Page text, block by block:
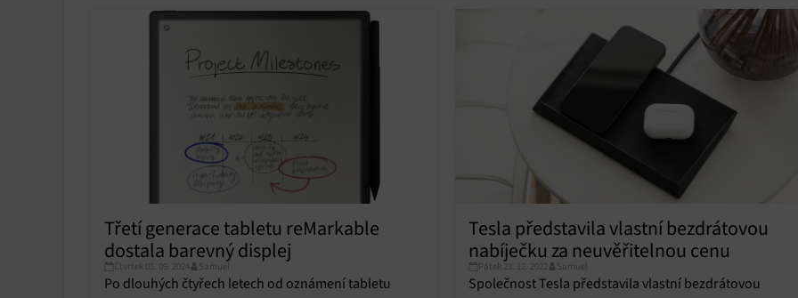
Třetí generace tabletu reMarkable
dostala barevný displej
Čtvrtek 05. 09. 2024 Samuel
Po dlouhých čtyřech letech od oznámení tabletu
Tesla představila vlastní bezdrátovou
nabíječku za neuvěřitelnou cenu
Pátek 23. 12. 2022 Samuel
Společnost Tesla představila vlastní bezdrátovou